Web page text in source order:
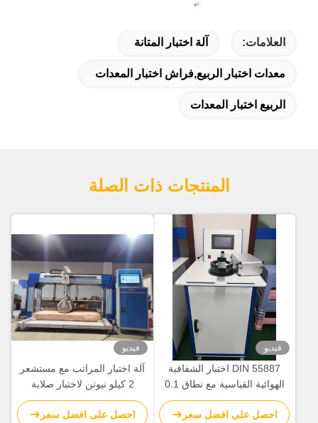
العلامات: آلة اختبار المتانة
معدات اختبار الربيع,فراش اختبار المعدات
الربيع اختبار المعدات
المنتجات ذات الصلة
فيديو
DIN 55887 اختبار الشفافية
الهوائية القياسية مع نطاق 0.1
12000mm / s ومستشعر
سويسري عالي الدقة لاختبار
احصل على افضل سعر
فيديو
آلة اختبار المراتب مع مستشعر
2 كيلو نيوتن لاختبار صلابة
المرتبة وفقدان الارتفاع
احصل على افضل سعر